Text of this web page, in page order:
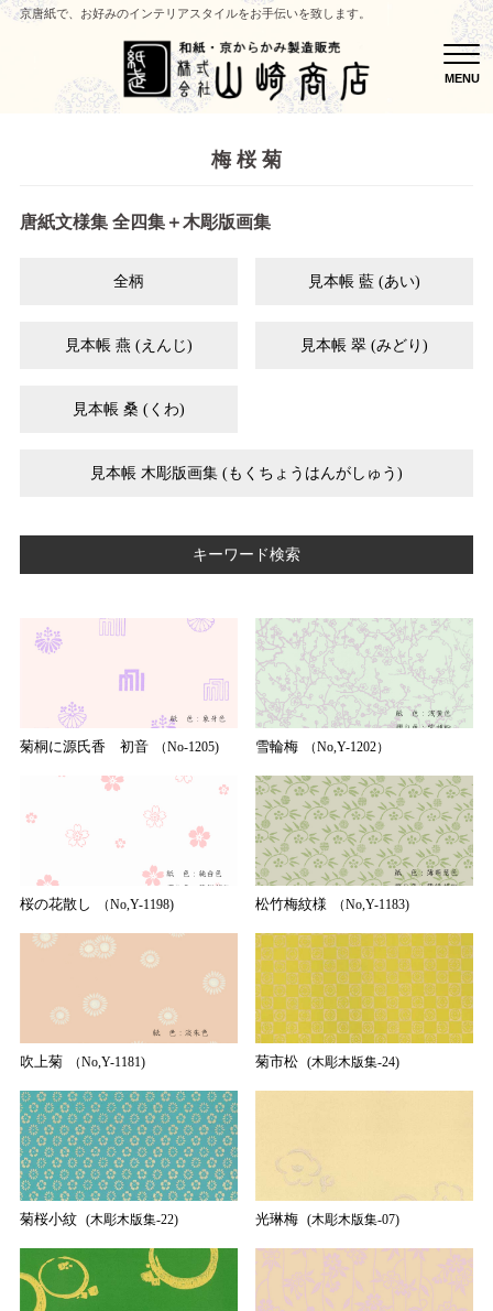
京唐紙で、お好みのインテリアスタイルをお手伝いを致します。
MENU
梅 桜 菊
唐紙文様集 全四集＋木彫版画集
全柄 見本帳 藍 (あい)
見本帳 燕 (えんじ) 見本帳 翠 (みどり)
見本帳 桑 (くわ)
見本帳 木彫版画集 (もくちょうはんがしゅう)
キーワード検索
梅 桜 菊 草花 植物
波 水 雲
動物 生物 幾何学文様
唐草文様 七宝文様
市松文様 たすき文様
立涌文様 その他
茶道柄 琳派柄
有職文様 正倉院文様
草花・植物 自然
菊桐に源氏香 初音 （No-1205) 雪輪梅 （No,Y-1202）
桜の花散し （No,Y-1198) 松竹梅紋様 （No,Y-1183)
吹上菊 （No,Y-1181) 菊市松 (木彫木版集-24)
菊桜小紋 (木彫木版集-22) 光琳梅 (木彫木版集-07)